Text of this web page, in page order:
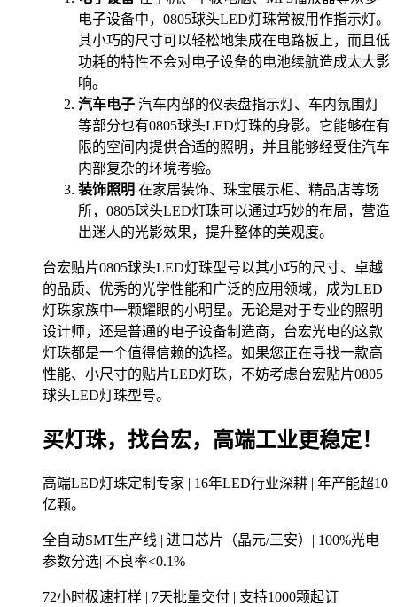
电子设备中，0805球头LED灯珠常被用作指示灯。
其小巧的尺寸可以轻松地集成在电路板上，而且低
功耗的特性不会对电子设备的电池续航造成太大影
响。
汽车电子 汽车内部的仪表盘指示灯、车内氛围灯
等部分也有0805球头LED灯珠的身影。它能够在有
限的空间内提供合适的照明，并且能够经受住汽车
内部复杂的环境考验。
装饰照明 在家居装饰、珠宝展示柜、精品店等场
所，0805球头LED灯珠可以通过巧妙的布局，营造
出迷人的光影效果，提升整体的美观度。
台宏贴片0805球头LED灯珠型号以其小巧的尺寸、卓越
的品质、优秀的光学性能和广泛的应用领域，成为LED
灯珠家族中一颗耀眼的小明星。无论是对于专业的照明
设计师，还是普通的电子设备制造商，台宏光电的这款
灯珠都是一个值得信赖的选择。如果您正在寻找一款高
性能、小尺寸的贴片LED灯珠，不妨考虑台宏贴片0805
球头LED灯珠型号。
买灯珠，找台宏，高端工业更稳定！
高端LED灯珠定制专家 | 16年LED行业深耕 | 年产能超10
亿颗。
全自动SMT生产线 | 进口芯片（晶元/三安）| 100%光电
参数分选| 不良率<0.1%
72小时极速打样 | 7天批量交付 | 支持1000颗起订